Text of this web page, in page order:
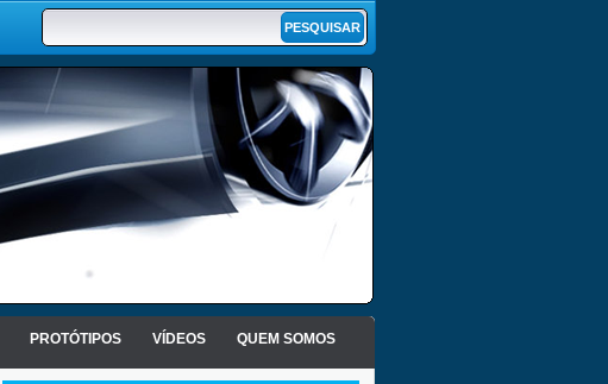
PROTÓTIPOS VÍDEOS QUEM SOMOS